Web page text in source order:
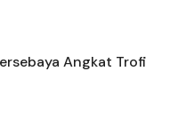
Angkat Trofi